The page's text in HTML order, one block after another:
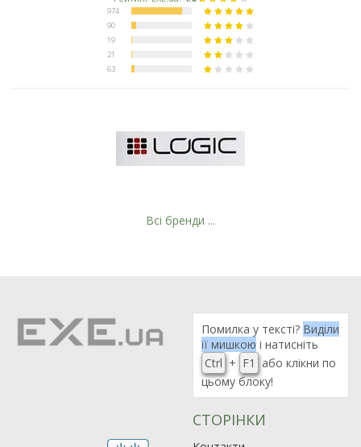
Всі бренди ...
Помилка у тексті? Виділи
її мишкою і натисніть
Ctrl + F1
або клікни по
цьому блоку!
СТОРІНКИ